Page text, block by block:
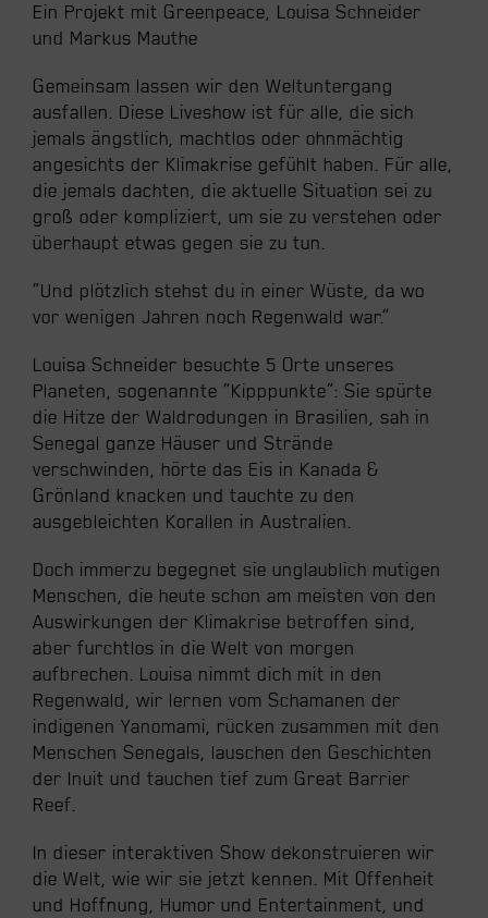
Ein Projekt mit Greenpeace, Louisa Schneider
und Markus Mauthe
Gemeinsam lassen wir den Weltuntergang
ausfallen. Diese Liveshow ist für alle, die sich
jemals ängstlich, machtlos oder ohnmächtig
angesichts der Klimakrise gefühlt haben. Für alle,
die jemals dachten, die aktuelle Situation sei zu
groß oder kompliziert, um sie zu verstehen oder
überhaupt etwas gegen sie zu tun.
“Und plötzlich stehst du in einer Wüste, da wo
vor wenigen Jahren noch Regenwald war.”
Louisa Schneider besuchte 5 Orte unseres
Planeten, sogenannte “Kipppunkte”: Sie spürte
die Hitze der Waldrodungen in Brasilien, sah in
Senegal ganze Häuser und Strände
verschwinden, hörte das Eis in Kanada &
Grönland knacken und tauchte zu den
ausgebleichten Korallen in Australien.
Doch immerzu begegnet sie unglaublich mutigen
Menschen, die heute schon am meisten von den
Auswirkungen der Klimakrise betroffen sind,
aber furchtlos in die Welt von morgen
aufbrechen. Louisa nimmt dich mit in den
Regenwald, wir lernen vom Schamanen der
indigenen Yanomami, rücken zusammen mit den
Menschen Senegals, lauschen den Geschichten
der Inuit und tauchen tief zum Great Barrier
Reef.
In dieser interaktiven Show dekonstruieren wir
die Welt, wie wir sie jetzt kennen. Mit Offenheit
und Hoffnung, Humor und Entertainment, und